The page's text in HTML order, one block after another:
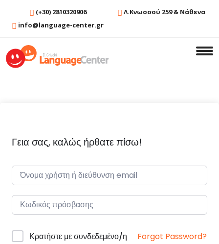
(+30) 2810320906
Λ.Κνωσσού 259 & Νάθενα
info@language-center.gr
Γεια σας, καλώς ήρθατε πίσω!
Κρατήστε με συνδεδεμένο/η Forgot Password?